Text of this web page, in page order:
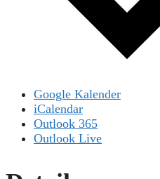
Google Kalender
iCalendar
Outlook 365
Outlook Live